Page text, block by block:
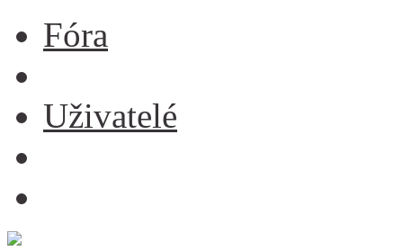
Fóra
Uživatelé